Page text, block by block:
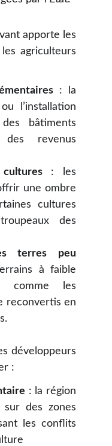
apporte les
agriculteurs
: la
l’installation
bâtiments
des revenus
: les
une ombre
cultures
des
terres peu
à faible
comme les
reconvertis en
développeurs
:
: la région
des zones
les conflits